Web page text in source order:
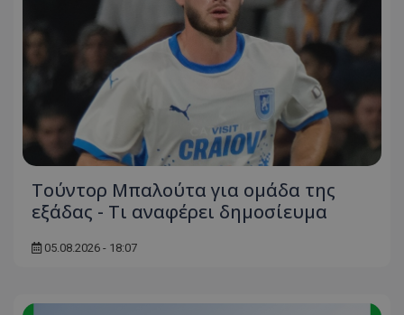
Τούντορ Μπαλούτα για ομάδα της
εξάδας - Τι αναφέρει δημοσίευμα
05.08.2026 - 18:07